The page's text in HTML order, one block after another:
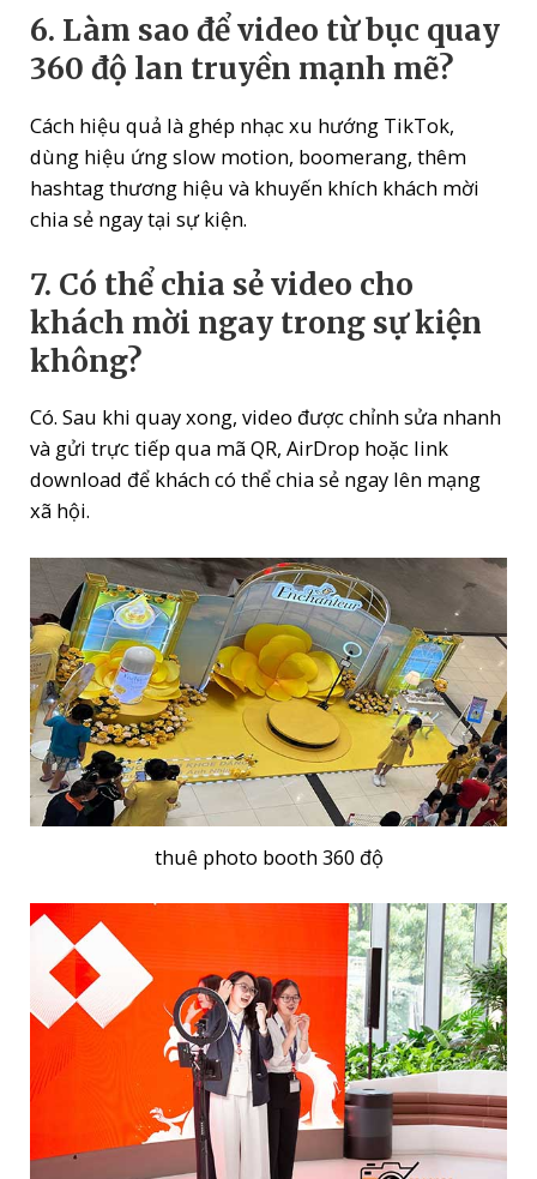
6. Làm sao để video từ bục quay
360 độ lan truyền mạnh mẽ?
Cách hiệu quả là ghép nhạc xu hướng TikTok,
dùng hiệu ứng slow motion, boomerang, thêm
hashtag thương hiệu và khuyến khích khách mời
chia sẻ ngay tại sự kiện.
7. Có thể chia sẻ video cho
khách mời ngay trong sự kiện
không?
Có. Sau khi quay xong, video được chỉnh sửa nhanh
và gửi trực tiếp qua mã QR, AirDrop hoặc link
download để khách có thể chia sẻ ngay lên mạng
xã hội.
thuê photo booth 360 độ